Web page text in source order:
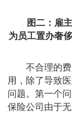
图二：雇
为员工置办奢
不合理的费
用，除了导致
问题。第一个
保险公司由于